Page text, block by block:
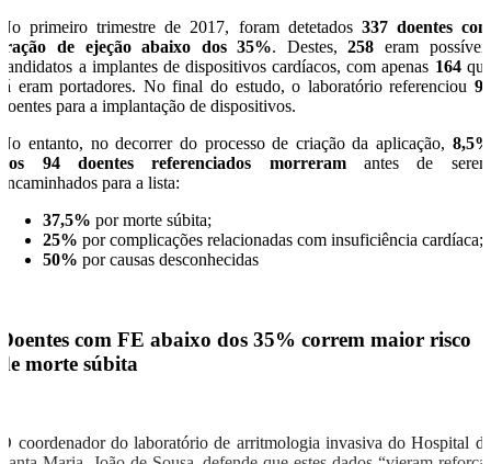
No primeiro trimestre de 2017, foram detetados 337 doentes com
fração de ejeção abaixo dos 35%. Destes,258 eram possíveis
candidatos a implantes de dispositivos cardíacos, com apenas 164que
já eram portadores. No final do estudo, o laboratório referenciou 94
doentes para a implantação de dispositivos.
No entanto, no decorrer do processo de criação da aplicação, 8,5%
dos 94 doentes referenciados morreramantes de serem
encaminhados para a lista:
37,5% por morte súbita;
25% por complicações relacionadas com insuficiência cardíaca;
50% por causas desconhecidas
Doentes com FE abaixo dos 35% correm maior risco
de morte súbita
O coordenador do laboratório de arritmologia invasiva do Hospital de